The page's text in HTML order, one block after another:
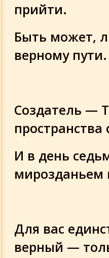
прийти.
Быть может,
верному пути.
Создатель —
пространства
И в день
мирозданьем
Для вас
верный —
Суры 68-69
Суры 70-71
Суры 74-75
Суры 76-78
Суры 79-80